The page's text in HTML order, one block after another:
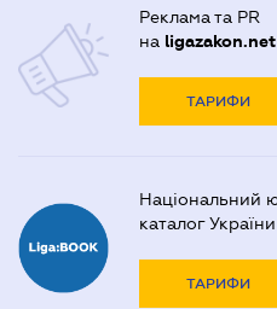
Реклама та PR
на ligazakon.net
ТАРИФИ
Національний
каталог України
ТАРИФИ